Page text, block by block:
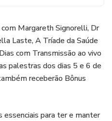
Margareth Signorelli, Dr
Laste, A Tríade da Saúde
com Transmissão ao vivo
palestras dos dias 5 e 6 de
receberão Bônus
essenciais para ter e manter